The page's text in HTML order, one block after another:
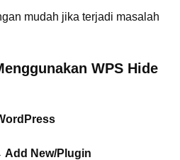
mudah jika terjadi masalah
WPS Hide
Add New/Plugin